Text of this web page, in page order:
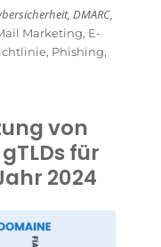
,DMARC,
Marketing, E-
, Phishing,
von
für
2024